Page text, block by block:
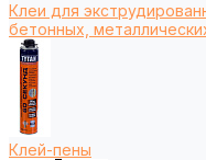
Клеи для
бетонных,
Клей-пены